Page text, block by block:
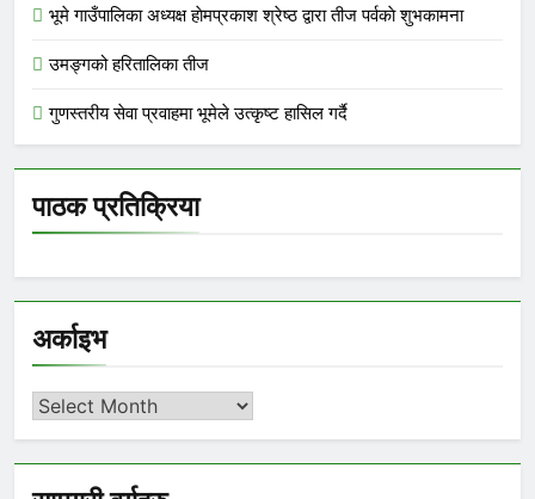
भूमे गाउँपालिका अध्यक्ष हाेमप्रकाश श्रेष्ठ द्वारा तीज पर्वकाे शुभकामना
उमङ्गको हरितालिका तीज
गुणस्तरीय सेवा प्रवाहमा भूमेले उत्कृष्ट हासिल गर्दै
पाठक प्रतिक्रिया
अर्काइभ
अर्काइभ